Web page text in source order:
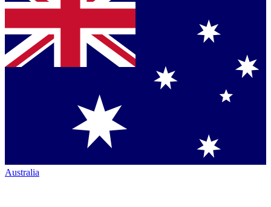
Australia